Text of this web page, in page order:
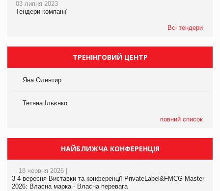
03 липня 2023
Тендери компанії
Всі тендери
ТРЕНІНГОВИЙ ЦЕНТР
Яна Олентир
Тетяна Ільєнко
повний список
НАЙБЛИЖЧА КОНФЕРЕНЦІЯ
18 червня 2026 |
3-4 вересня Виставки та конференції PrivateLabel&FMCG Master-
2026: Власна марка - Власна перевага